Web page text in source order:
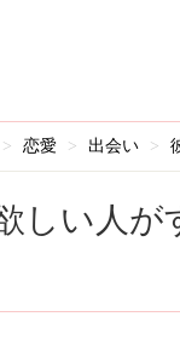
恋愛 出会い
しい人が